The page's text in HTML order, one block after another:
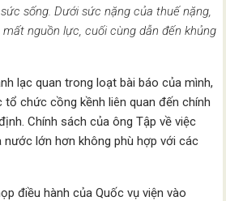
sống. Dưới sức nặng của thuế nặng,
nguồn lực, cuối cùng dẫn đến khủng
lạc quan trong loạt bài báo của mình,
tổ chức cồng kềnh liên quan đến chính
Chính sách của ông Tập về việc
lớn hơn không phù hợp với các
điều hành của Quốc vụ viện vào